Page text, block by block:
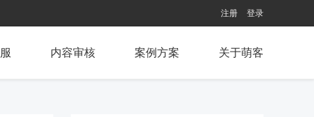
注册 登录
内容审核 案例方案 关于萌客